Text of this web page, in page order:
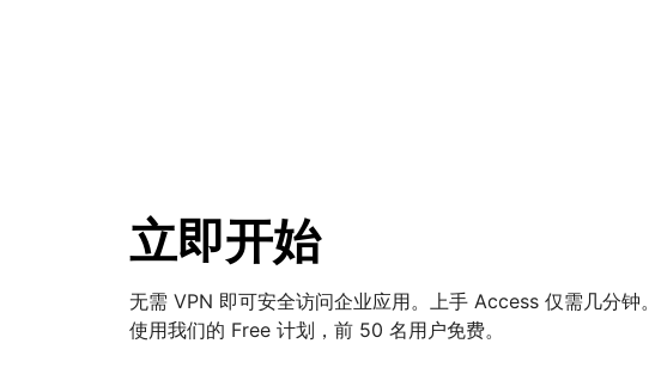
立即开始
无需 VPN 即可安全访问企业应用。上手 Access 仅需几分钟。
使用我们的 Free 计划，前 50 名用户免费。